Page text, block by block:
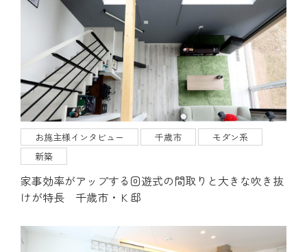
お施主様インタビュー 千歳市
モダン系
新築
家事効率がアップする回遊式の間取りと大きな吹き抜
けが特長 千歳市・Ｋ邸